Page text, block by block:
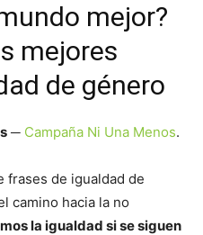
mejor?
mejores
de género
─ Campaña Ni Una Menos.
frases de igualdad de
camino hacia la no
la igualdad si se siguen